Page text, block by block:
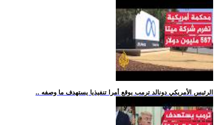
.. الرئيس الأمريكي دونالد ترمب يوقع أمرا تنفيذيا يستهدف ما وصفه